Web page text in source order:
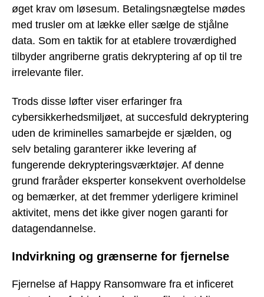
øget krav om løsesum. Betalingsnægtelse mødes
med trusler om at lække eller sælge de stjålne
data. Som en taktik for at etablere troværdighed
tilbyder angriberne gratis dekryptering af op til tre
irrelevante filer.
Trods disse løfter viser erfaringer fra
cybersikkerhedsmiljøet, at succesfuld dekryptering
uden de kriminelles samarbejde er sjælden, og
selv betaling garanterer ikke levering af
fungerende dekrypteringsværktøjer. Af denne
grund fraråder eksperter konsekvent overholdelse
og bemærker, at det fremmer yderligere kriminel
aktivitet, mens det ikke giver nogen garanti for
datagendannelse.
Indvirkning og grænserne for fjernelse
Fjernelse af Happy Ransomware fra et inficeret